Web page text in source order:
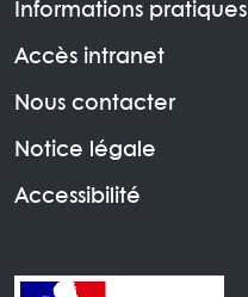
Informations pratiques
Accès intranet
Nous contacter
Notice légale
Accessibilité